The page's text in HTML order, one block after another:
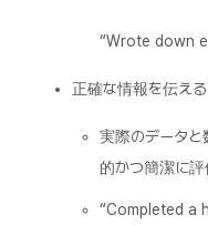
“Wrote down
正確な情報を伝え
実際のデータと
的かつ簡潔に評
“Completed a